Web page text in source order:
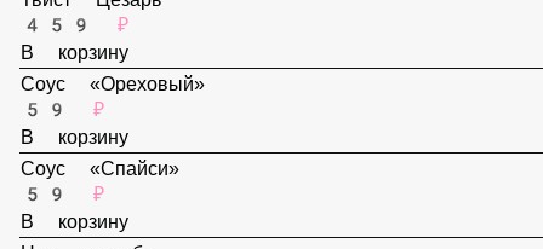
Креветки Темпура - 6 шт.
669 ₽
В корзину
Твист Цезарь
459 ₽
В корзину